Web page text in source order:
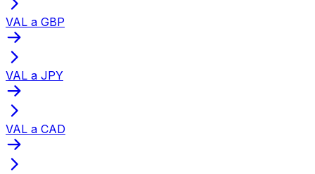
VAL a GBP
VAL a JPY
VAL a CAD